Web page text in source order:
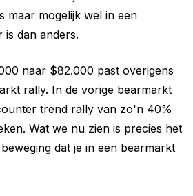
maar mogelijk wel in een
is dan anders.
naar $82.000 past overigens
rally. In de vorige bearmarkt
trend rally van zo'n 40%
Wat we nu zien is precies het
dat je in een bearmarkt